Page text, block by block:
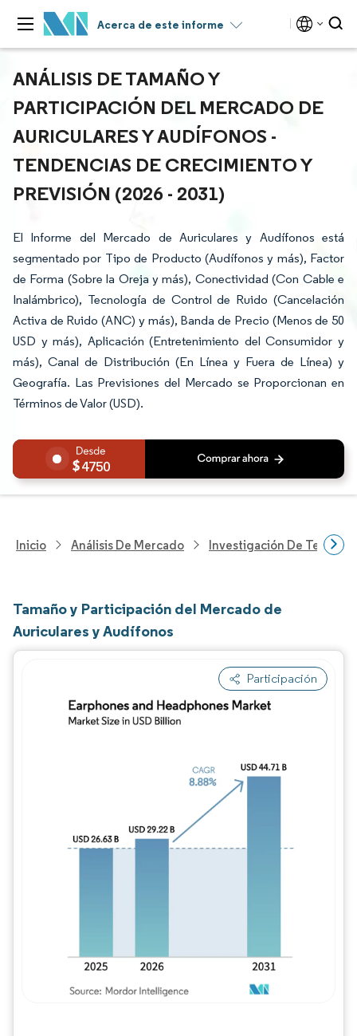
Acerca de este informe
ANÁLISIS DE TAMAÑO Y
PARTICIPACIÓN DEL MERCADO DE
AURICULARES Y AUDÍFONOS -
TENDENCIAS DE CRECIMIENTO Y
PREVISIÓN (2026 - 2031)
El Informe del Mercado de Auriculares y Audífonos está
segmentado por Tipo de Producto (Audífonos y más), Factor
de Forma (Sobre la Oreja y más), Conectividad (Con Cable e
Inalámbrico), Tecnología de Control de Ruido (Cancelación
Activa de Ruido (ANC) y más), Banda de Precio (Menos de 50
USD y más), Aplicación (Entretenimiento del Consumidor y
más), Canal de Distribución (En Línea y Fuera de Línea) y
Geografía. Las Previsiones del Mercado se Proporcionan en
Términos de Valor (USD).
4750
Inicio Análisis De Mercado Investigación De
Tamaño y Participación del Mercado de
Auriculares y Audífonos
Participación